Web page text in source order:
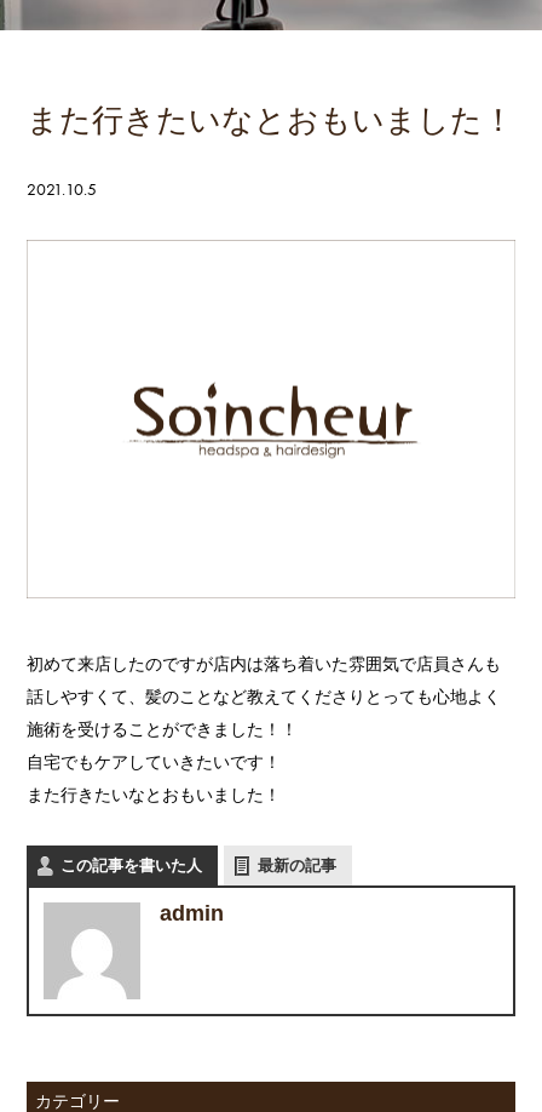
また行きたいなとおもいました！
2021.10.5
初めて来店したのですが店内は落ち着いた雰囲気で店員さんも
話しやすくて、髪のことなど教えてくださりとっても心地よく
施術を受けることができました！！
自宅でもケアしていきたいです！
また行きたいなとおもいました！
この記事を書いた人 最新の記事
admin
カテゴリー